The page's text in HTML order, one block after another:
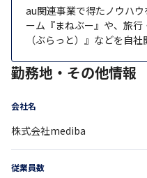
au関連事業で得たノウハ
ーム『まねぶー』や、旅
（ぶらっと）』などを自社
勤務地・その他情報
会社名
株式会社mediba
従業員数